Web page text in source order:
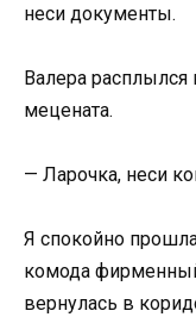
неси документы.
Валера
мецената.
— Ларочка, неси
Я спокойно
комода фирменный
вернулась в